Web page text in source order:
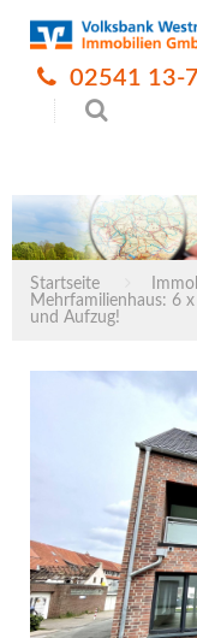
02541 13-
Startseite
Mehrfamilienhaus: 6
und Aufzug!